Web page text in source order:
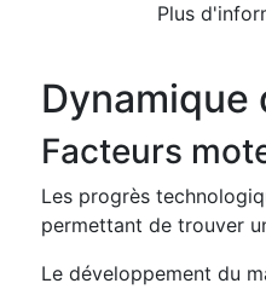
Plus
Dynamique
Facteurs
Les progrès
permettant de trouver
Le développement du